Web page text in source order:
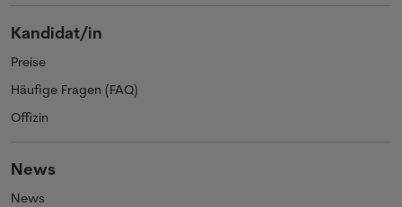
Kandidat/in
Preise
Häufige Fragen (FAQ)
Offizin
News
News